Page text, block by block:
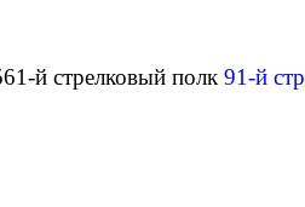
й стрелковый полк 91-й